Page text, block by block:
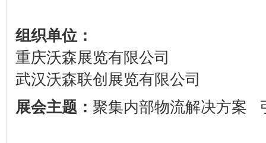
组织单位：
重庆沃森展览有限公司
武汉沃森联创展览有限公司
展会主题： 聚集内部物流解决方案